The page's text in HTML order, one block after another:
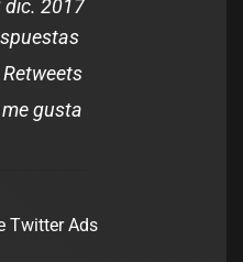
dic. 2017
gusta
Twitter Ads